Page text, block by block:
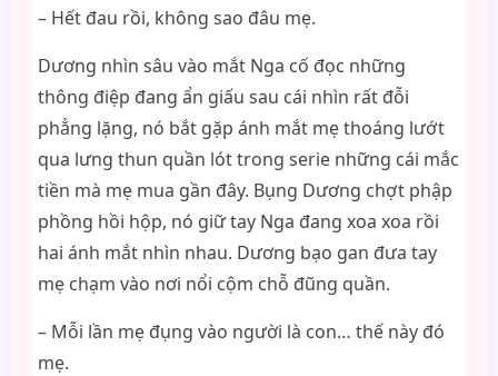
– Hết đau rồi, không sao đâu mẹ.
Dương nhìn sâu vào mắt Nga cố đọc những
thông điệp đang ẩn giấu sau cái nhìn rất đỗi
phẳng lặng, nó bắt gặp ánh mắt mẹ thoáng lướt
qua lưng thun quần lót trong serie những cái mắc
tiền mà mẹ mua gần đây. Bụng Dương chợt phập
phồng hồi hộp, nó giữ tay Nga đang xoa xoa rồi
hai ánh mắt nhìn nhau. Dương bạo gan đưa tay
mẹ chạm vào nơi nổi cộm chỗ đũng quần.
– Mỗi lần mẹ đụng vào người là con… thế này đó
mẹ.